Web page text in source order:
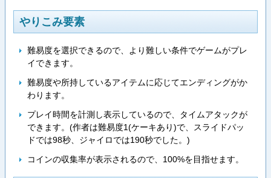
やりこみ要素
難易度を選択できるので、より難しい条件でゲームがプレ
イできます。
難易度や所持しているアイテムに応じてエンディングがか
わります。
プレイ時間を計測し表示しているので、タイムアタックが
できます。(作者は難易度1(ケーキあり)で、スライドパッ
ドでは98秒、ジャイロでは190秒でした。)
コインの収集率が表示されるので、100%を目指せます。